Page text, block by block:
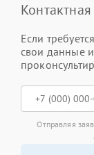
Если
свои данные
Отправляя